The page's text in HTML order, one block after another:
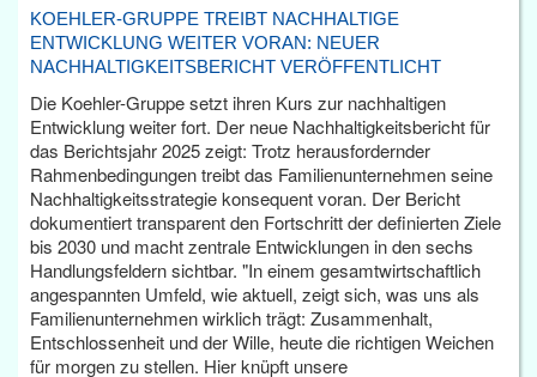
KOEHLER-GRUPPE TREIBT NACHHALTIGE
ENTWICKLUNG WEITER VORAN: NEUER
NACHHALTIGKEITSBERICHT VERÖFFENTLICHT
Die Koehler-Gruppe setzt ihren Kurs zur nachhaltigen
Entwicklung weiter fort. Der neue Nachhaltigkeitsbericht für
das Berichtsjahr 2025 zeigt: Trotz herausfordernder
Rahmenbedingungen treibt das Familienunternehmen seine
Nachhaltigkeitsstrategie konsequent voran. Der Bericht
dokumentiert transparent den Fortschritt der definierten Ziele
bis 2030 und macht zentrale Entwicklungen in den sechs
Handlungsfeldern sichtbar. "In einem gesamtwirtschaftlich
angespannten Umfeld, wie aktuell, zeigt sich, was uns als
Familienunternehmen wirklich trägt: Zusammenhalt,
Entschlossenheit und der Wille, heute die richtigen Weichen
für morgen zu stellen. Hier knüpft unsere